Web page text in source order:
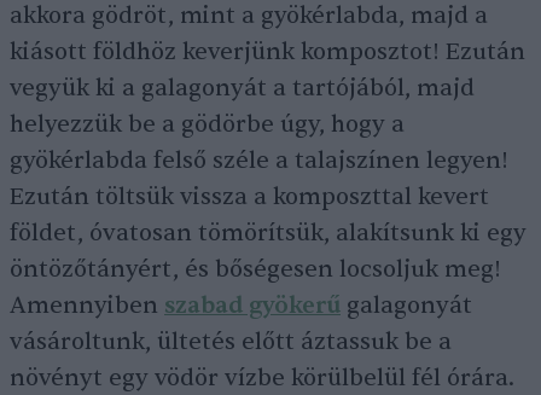
akkora gödröt, mint a gyökérlabda, majd a
kiásott földhöz keverjünk komposztot! Ezután
vegyük ki a galagonyát a tartójából, majd
helyezzük be a gödörbe úgy, hogy a
gyökérlabda felső széle a talajszínen legyen!
Ezután töltsük vissza a komposzttal kevert
földet, óvatosan tömörítsük, alakítsunk ki egy
öntözőtányért, és bőségesen locsoljuk meg!
Amennyiben szabad gyökerű galagonyát
vásároltunk, ültetés előtt áztassuk be a
növényt egy vödör vízbe körülbelül fél órára.